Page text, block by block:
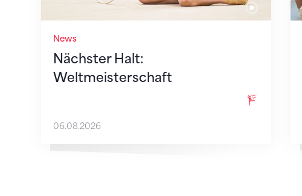
News
Nächster Halt:
Weltmeisterschaft
06.08.2026